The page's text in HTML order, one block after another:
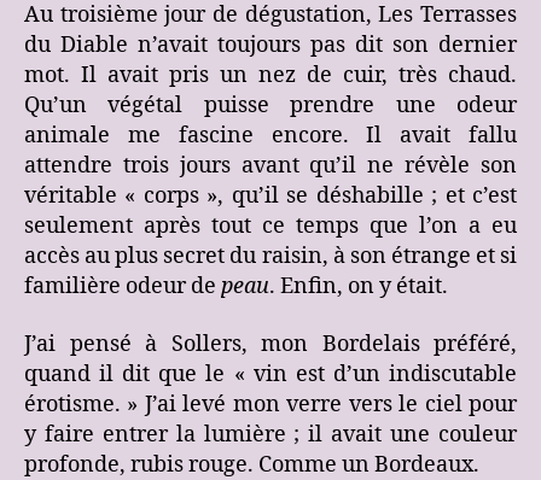
Au troisième jour de dégustation, Les Terrasses
du Diable n’avait toujours pas dit son dernier
mot. Il avait pris un nez de cuir, très chaud.
Qu’un végétal puisse prendre une odeur
animale me fascine encore. Il avait fallu
attendre trois jours avant qu’il ne révèle son
véritable « corps », qu’il se déshabille ; et c’est
seulement après tout ce temps que l’on a eu
accès au plus secret du raisin, à son étrange et si
familière odeur de peau. Enfin, on y était.
J’ai pensé à Sollers, mon Bordelais préféré,
quand il dit que le « vin est d’un indiscutable
érotisme. » J’ai levé mon verre vers le ciel pour
y faire entrer la lumière ; il avait une couleur
profonde, rubis rouge. Comme un Bordeaux.